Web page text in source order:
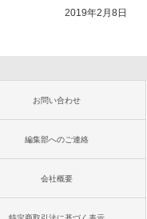
2019年2月8日
お問い合わせ
編集部へのご連絡
会社概要